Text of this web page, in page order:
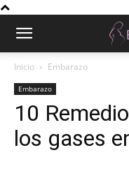
Inicio Embarazo
Embarazo
10
los gases